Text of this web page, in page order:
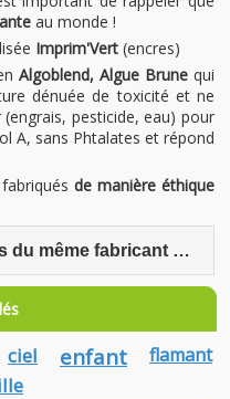
au monde !
Imprim'Vert (encres)
Algoblend, Algue Brunequi
dénuée de toxicité et ne
pesticide, eau) pour
A, sans Phtalates et répond
de manière éthique
Découvrez d'autres produits du même fabricant Coq en Pâte
ciel enfant flamant